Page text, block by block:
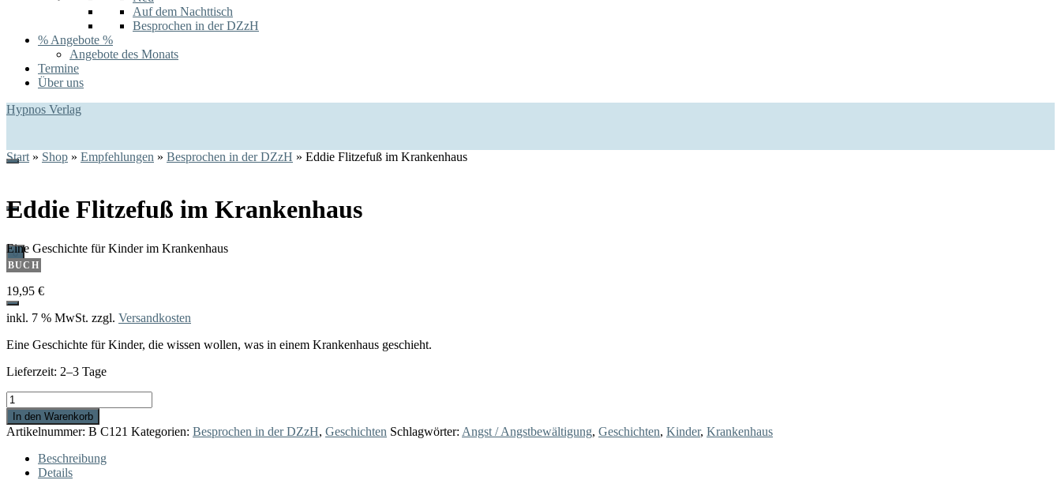
Auf dem Nachttisch
Besprochen in der DZzH
% Angebote %
Angebote des Monats
Termine
Über uns
Hypnos Verlag
0
Start » Shop » Empfehlungen » Besprochen in der DZzH » Eddie Flitzefuß im Krankenhaus
Eddie Flitzefuß im Krankenhaus
Eine Geschichte für Kinder im Krankenhaus
BUCH
19,95 €
inkl. 7 % MwSt. zzgl. Versandkosten
Eine Geschichte für Kinder, die wissen wollen, was in einem Krankenhaus geschieht.
Lieferzeit: 2–3 Tage
Eddie
Flitzefuß
im
Krankenhaus
Menge
In den Warenkorb
Artikelnummer: B C121 Kategorien: Besprochen in der DZzH, Geschichten Schlagwörter: Angst / Angstbewältigung, Geschichten, Kinder, Krankenhaus
Beschreibung
Details